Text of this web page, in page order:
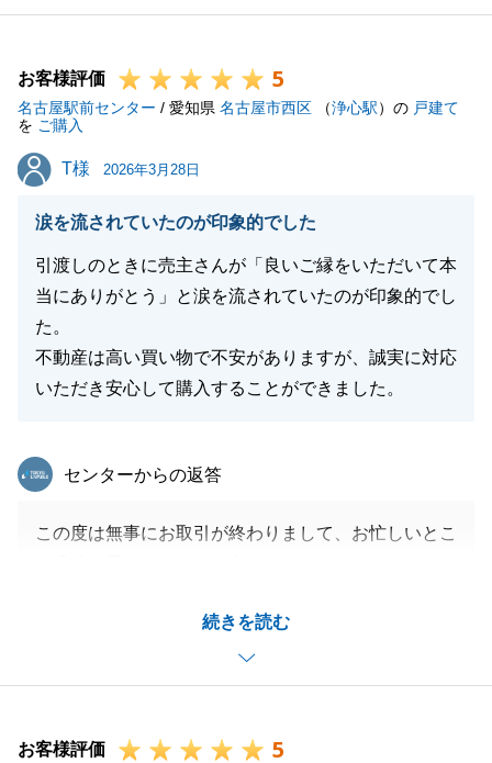
次回お取引させていただく際には、さらに成長した姿
引き続きよろしくお願いいたします。
お客様評価 5
名古屋駅前センター / 愛知県 名古屋市西区 （浄心駅）の 戸建て
を ご購入
T様
T様 2026年3月28日
涙を流されていたのが印象的でした
引渡しのときに売主さんが「良いご縁をいただいて本
当にありがとう」と涙を流されていたのが印象的でし
た。
不動産は高い買い物で不安がありますが、誠実に対応
いただき安心して購入することができました。
続きを読む
東急リバブル
センターからの返答
この度は無事にお取引が終わりまして、お忙しいとこ
ローン手続き等、早急にご対応いただけるなど、多大
なご協力があって、良いご縁を結べたのだと感じてお
ります。
張りますので、お気軽にお声がけくださいませ。
お客様評価 5